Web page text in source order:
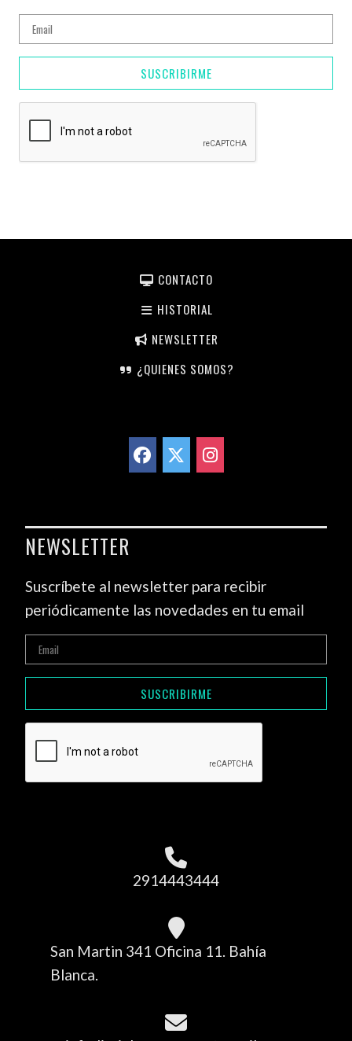
SUSCRIBIRME
CONTACTO
HISTORIAL
NEWSLETTER
¿QUIENES SOMOS?
NEWSLETTER
Suscríbete al newsletter para recibir
periódicamente las novedades en tu email
SUSCRIBIRME
2914443444
San Martin 341 Oficina 11. Bahía
Blanca.